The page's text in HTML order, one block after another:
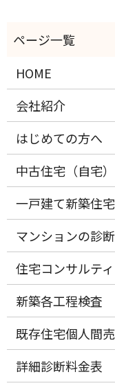
HOME
会社紹介
はじめての方へ
中古住宅（自宅
一戸建て新築住
マンションの診断
住宅コンサルテ
新築各工程検査
既存住宅個人間
詳細診断料金表